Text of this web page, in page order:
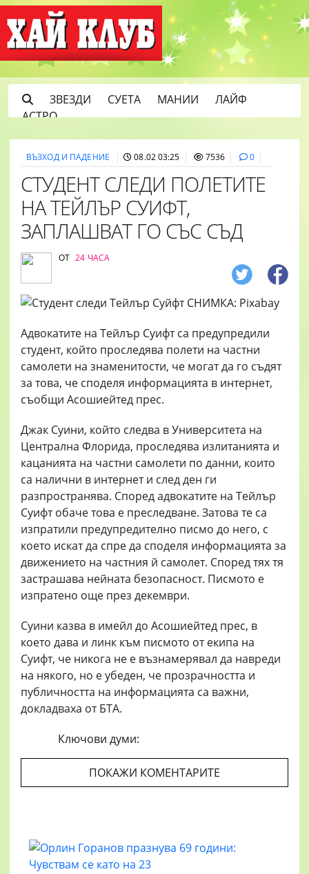
ЗВЕЗДИ СУЕТА МАНИИ
ЛАЙФ
АСТРО
ВЪЗХОД И ПАДЕНИЕ 08.02 03:25 7536 0
СТУДЕНТ СЛЕДИ ПОЛЕТИТЕ
НА ТЕЙЛЪР СУИФТ,
ЗАПЛАШВАТ ГО СЪС СЪД
ОТ 24 ЧАСА
Адвокатите на Тейлър Суифт са предупредили
студент, който проследява полети на частни
самолети на знаменитости, че могат да го съдят
за това, че споделя информацията в интернет,
съобщи Асошиейтед прес.
Джак Суини, който следва в Университета на
Централна Флорида, проследява излитанията и
кацанията на частни самолети по данни, които
са налични в интернет и след ден ги
разпространява. Според адвокатите на Тейлър
Суифт обаче това е преследване. Затова те са
изпратили предупредително писмо до него, с
което искат да спре да споделя информацията за
движението на частния й самолет. Според тях тя
застрашава нейната безопасност. Писмото е
изпратено още през декември.
Суини казва в имейл до Асошиейтед прес, в
което дава и линк към писмото от екипа на
Суифт, че никога не е възнамерявал да навреди
на някого, но е убеден, че прозрачността и
публичността на информацията са важни,
докладваха от БТА.
Ключови думи:
ПОКАЖИ КОМЕНТАРИТЕ